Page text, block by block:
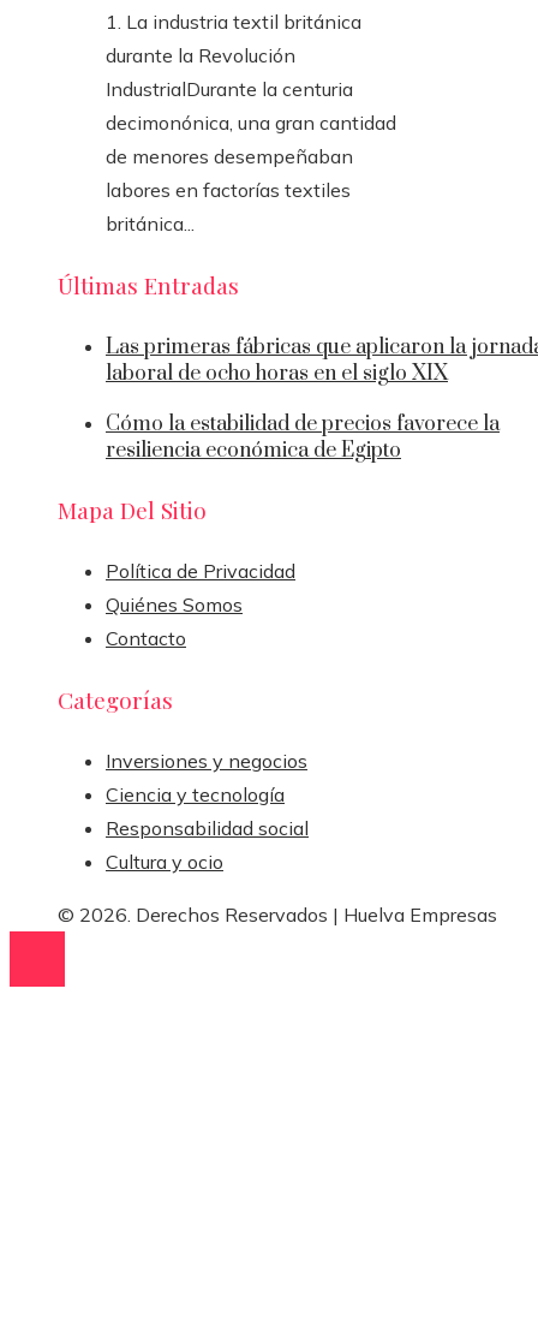
1. La industria textil británica
durante la Revolución
IndustrialDurante la centuria
decimonónica, una gran cantidad
de menores desempeñaban
labores en factorías textiles
británica...
Últimas Entradas
Las primeras fábricas que aplicaron la
laboral de ocho horas en el siglo XIX
Cómo la estabilidad de precios favorece la
resiliencia económica de Egipto
Mapa Del Sitio
Política de Privacidad
Quiénes Somos
Contacto
Categorías
Inversiones y negocios
Ciencia y tecnología
Responsabilidad social
Cultura y ocio
© 2026. Derechos Reservados | Huelva Empresas